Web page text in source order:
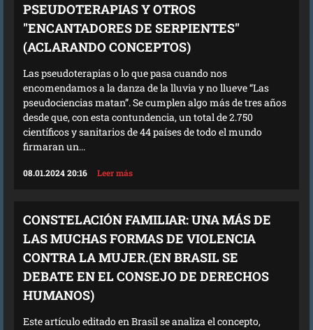
PSEUDOTERAPIAS Y OTROS
"ENCANTADORES DE SERPIENTES"
(ACLARANDO CONCEPTOS)
Las pseudoterapias o lo que pasa cuando nos
encomendamos a la danza de la lluvia y no llueve “Las
pseudociencias matan”. Se cumplen algo más de tres años
desde que, con esta contundencia, un total de 2.750
científicos y sanitarios de 44 países de todo el mundo
firmaran un...
08.01.2024 20:16 Leer más
CONSTELACIÓN FAMILIAR: UNA MÁS DE
LAS MUCHAS FORMAS DE VIOLENCIA
CONTRA LA MUJER.(EN BRASIL SE
DEBATE EN EL CONSEJO DE DERECHOS
HUMANOS)
Este artículo editado en Brasil se analiza el concepto,